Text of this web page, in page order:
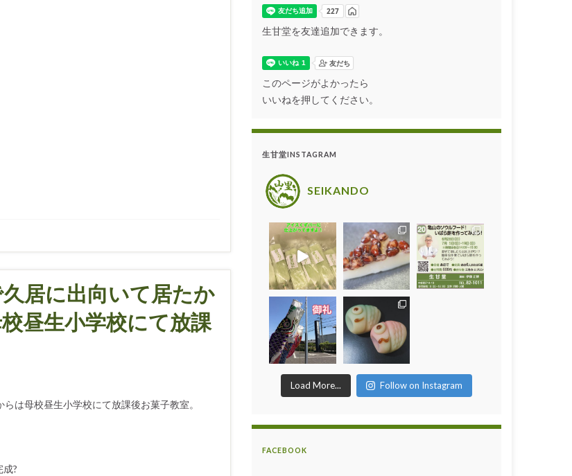
居に出向いて居たか
昼生小学校にて放課
は母校昼生小学校にて放課後お菓子教室。
?
生甘堂を友達追加できます。
このページがよかったら
いいねを押してください。
生甘堂INSTAGRAM
SEIKANDO
Load More... Follow on Instagram
FACEBOOK